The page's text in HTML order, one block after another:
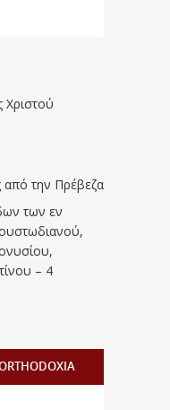
την Πρέβεζα
των εν
– 4